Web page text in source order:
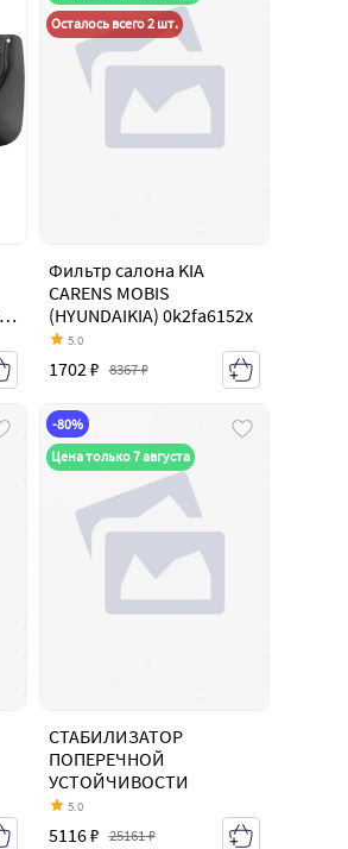
Осталось всего 2 шт.
Фильтр салона KIA
CARENS MOBIS
(HYUNDAIKIA) 0k2fa6152x
5.0
1702 ₽ 8367 ₽
-80%
Цена только 7 августа
СТАБИЛИЗАТОР
ПОПЕРЕЧНОЙ
УСТОЙЧИВОСТИ
5.0
5116 ₽ 25161 ₽